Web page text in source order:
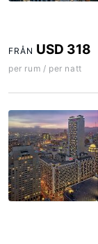
FRÅN USD 318
per rum / per natt